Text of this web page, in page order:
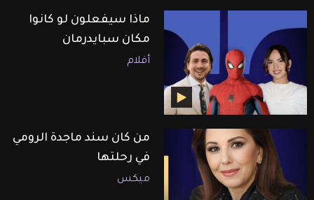
ماذا سيفعلون لو كانوا
مكان سبايدرمان
أفلام
من كان سند ماجدة الرومي
في رحلتها
ميكس